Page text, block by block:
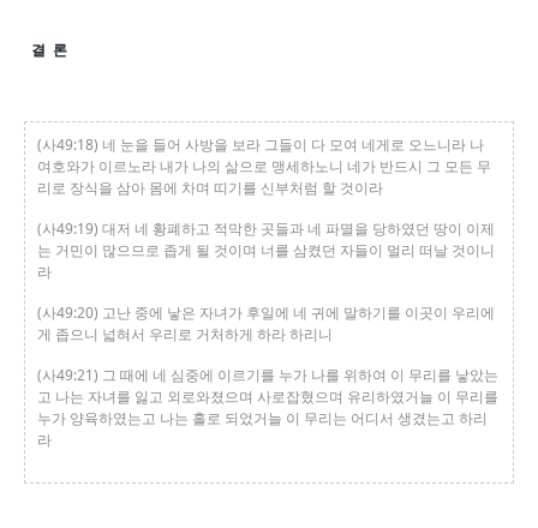
결 론
(사49:18) 네 눈을 들어 사방을 보라 그들이 다 모여 네게로 오느니라 나
여호와가 이르노라 내가 나의 삶으로 맹세하노니 네가 반드시 그 모든 무
리로 장식을 삼아 몸에 차며 띠기를 신부처럼 할 것이라
(사49:19) 대저 네 황폐하고 적막한 곳들과 네 파멸을 당하였던 땅이 이제
는 거민이 많으므로 좁게 될 것이며 너를 삼켰던 자들이 멀리 떠날 것이니
라
(사49:20) 고난 중에 낳은 자녀가 후일에 네 귀에 말하기를 이곳이 우리에
게 좁으니 넓혀서 우리로 거처하게 하라 하리니
(사49:21) 그 때에 네 심중에 이르기를 누가 나를 위하여 이 무리를 낳았는
고 나는 자녀를 잃고 외로와졌으며 사로잡혔으며 유리하였거늘 이 무리를
누가 양육하였는고 나는 홀로 되었거늘 이 무리는 어디서 생겼는고 하리
라